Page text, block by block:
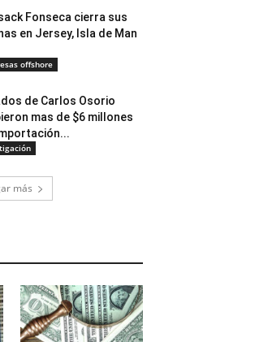
Fonseca cierra sus
en Jersey, Isla de Man
offshore
de Carlos Osorio
mas de $6 millones
más